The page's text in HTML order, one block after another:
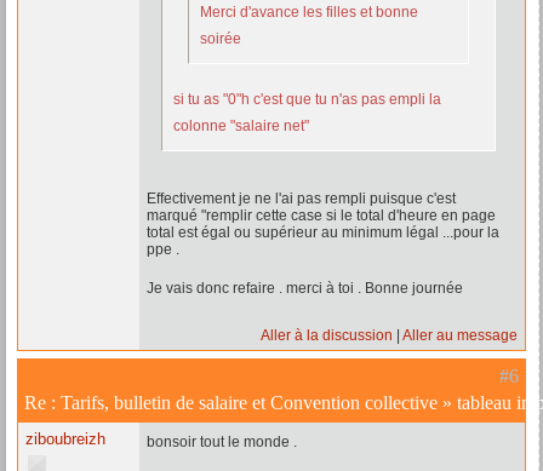
Merci d'avance les filles et bonne
soirée
si tu as "0"h c'est que tu n'as pas empli la
colonne "salaire net"
Effectivement je ne l'ai pas rempli puisque c'est
marqué "remplir cette case si le total d'heure en page
total est égal ou supérieur au minimum légal ...pour la
ppe .
Je vais donc refaire . merci à toi . Bonne journée
Aller à la discussion Aller au message
#6
Re : Tarifs, bulletin de salaire et Convention collective » tableau
ziboubreizh bonsoir tout le monde .